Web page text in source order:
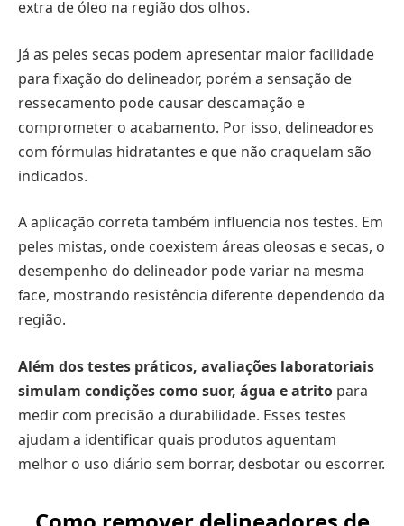
extra de óleo na região dos olhos.
Já as peles secas podem apresentar maior facilidade
para fixação do delineador, porém a sensação de
ressecamento pode causar descamação e
comprometer o acabamento. Por isso, delineadores
com fórmulas hidratantes e que não craquelam são
indicados.
A aplicação correta também influencia nos testes. Em
peles mistas, onde coexistem áreas oleosas e secas, o
desempenho do delineador pode variar na mesma
face, mostrando resistência diferente dependendo da
região.
Além dos testes práticos, avaliações laboratoriais
simulam condições como suor, água e atrito para
medir com precisão a durabilidade. Esses testes
ajudam a identificar quais produtos aguentam
melhor o uso diário sem borrar, desbotar ou escorrer.